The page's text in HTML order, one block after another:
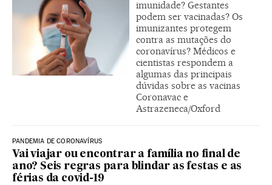
imunidade? Gestantes
podem ser vacinadas? Os
imunizantes protegem
contra as mutações do
coronavírus? Médicos e
cientistas respondem a
algumas das principais
dúvidas sobre as vacinas
Coronavac e
Astrazeneca/Oxford
PANDEMIA DE CORONAVÍRUS
Vai viajar ou encontrar a família no final de
ano? Seis regras para blindar as festas e as
férias da covid-19